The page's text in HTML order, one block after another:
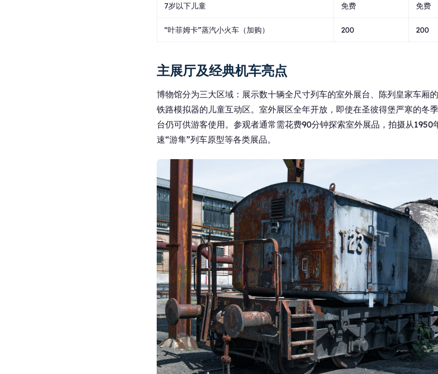
7岁以下儿童 免费 免费
“叶菲姆卡”蒸汽小火车（加购） 200 200
主展厅及经典机车亮点
博物馆分为三大区域：展示数十辆全尺寸列车的室外展台、陈列皇家车厢
铁路模拟器的儿童互动区。室外展区全年开放，即使在圣彼得堡严寒的冬
台仍可供游客使用。参观者通常需花费90分钟探索室外展品，拍摄从1950
速“游隼”列车原型等各类展品。